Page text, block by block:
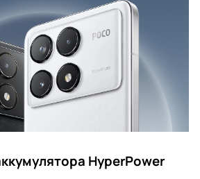
HyperPower